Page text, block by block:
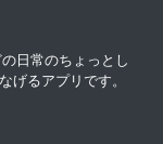
日常のちょっとし
げるアプリです。